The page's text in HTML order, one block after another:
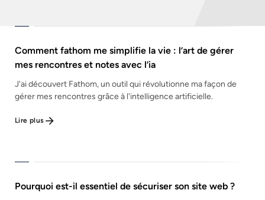
Comment fathom me simplifie la vie : l’art de gérer
mes rencontres et notes avec l’ia
J'ai découvert Fathom, un outil qui révolutionne ma façon de
gérer mes rencontres grâce à l'intelligence artificielle.
Lire plus
Pourquoi est-il essentiel de sécuriser son site web ?